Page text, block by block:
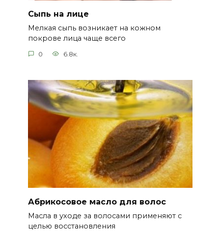
Сыпь на лице
Мелкая сыпь возникает на кожном
покрове лица чаще всего
0 6.8к.
Абрикосовое масло для волос
Масла в уходе за волосами применяют с
целью восстановления